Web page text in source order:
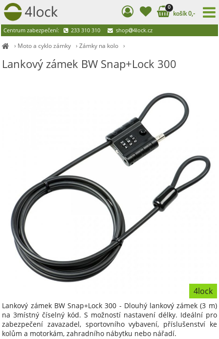
› Moto a cyklo zámky ›Zámky na kolo ›
Lankový zámek BW Snap+Lock 300
Lankový zámek BW Snap+Lock 300 - Dlouhý lankový zámek (3 m)
na 3místný číselný kód. S možností nastavení délky. Ideální pro
zabezpečení zavazadel, sportovního vybavení, příslušenství ke
kolům a motorkám, zahradního nábytku nebo nářadí.
4lock
0
košík 0,-
Centrum zabezpečení: 233 310 310 shop 4lock.cz